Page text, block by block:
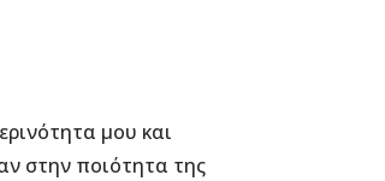
μου και
στην ποιότητα της